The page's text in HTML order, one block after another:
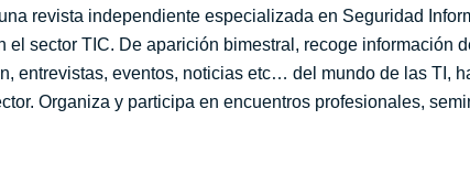
revista independiente especializada en Seguridad
el sector TIC. De aparición bimestral, recoge información
entrevistas, eventos, noticias etc… del mundo de las TI,
Organiza y participa en encuentros profesionales,